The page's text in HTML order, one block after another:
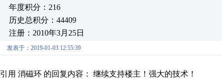
年度积分：216
历史总积分：44409
注册：2010年3月25日
发表于：2019-01-03 12:55:39
引用 消磁环 的回复内容： 继续支持楼主！强大的技术！